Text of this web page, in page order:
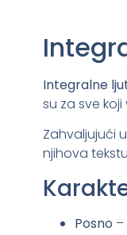
Integralne
su za sve
Zahvaljujući
njihova
Posno